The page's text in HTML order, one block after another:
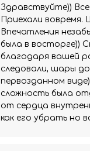
Здравствуйте))
Приехали
Впечатления
была в восторге))
благодаря вашей
следовали, шары
первозданном
сложность была
от сердца
как его убрать но